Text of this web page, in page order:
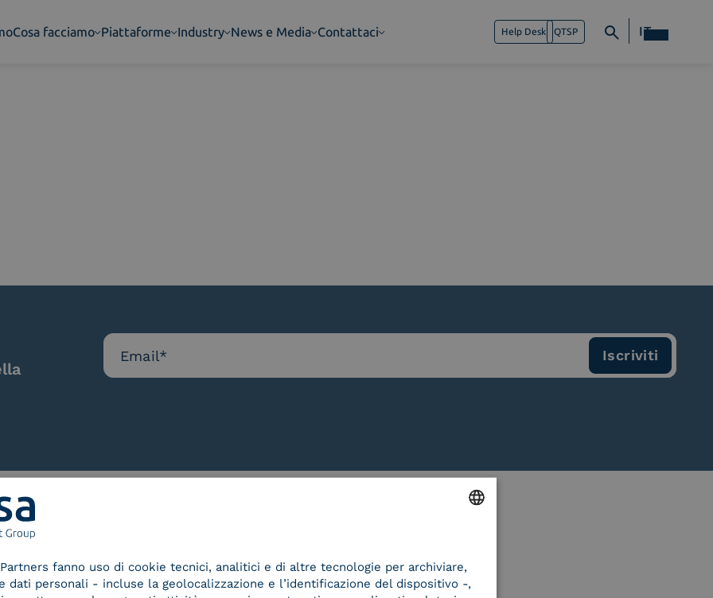
Cosa facciamo Piattaforme Industry News e Media Contattaci Help Desk QTSP IT
ITALIAN
fanno uso di cookie tecnici, analitici e di altre tecnologie per archiviare,
dati personali - incluse la geolocalizzazione e l’identificazione del dispositivo -,